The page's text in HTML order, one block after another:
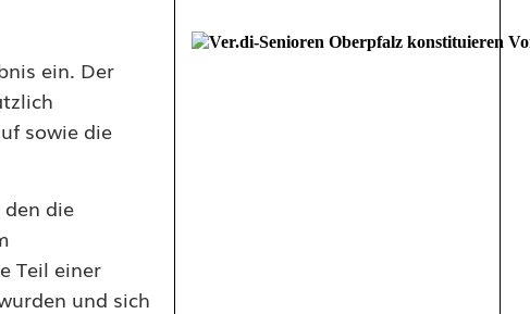
ein. Der
sowie die
die
Teil einer
und sich